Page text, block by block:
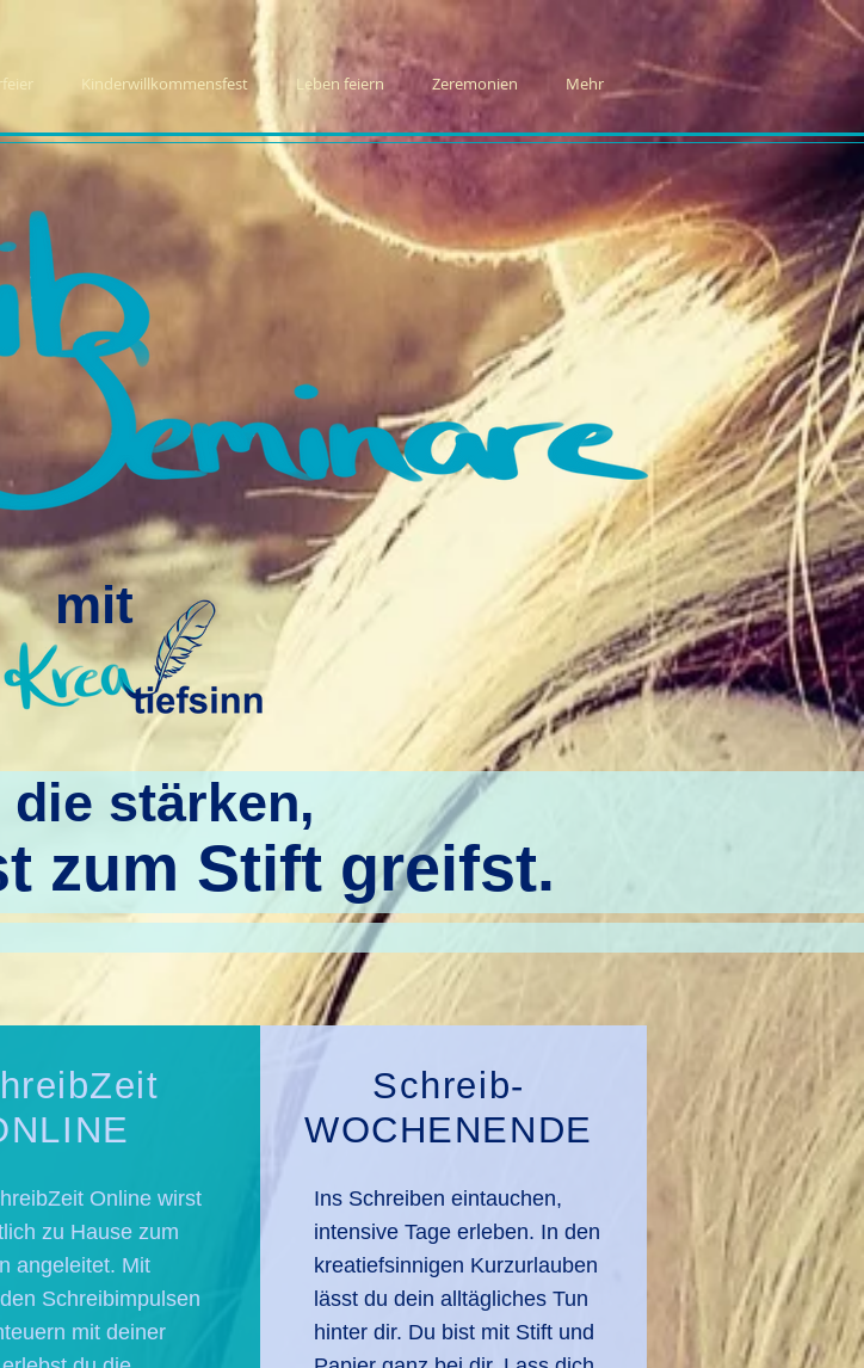
Kinderwillkommensfest Leben feiern Zeremonien Mehr
mit
die stärken,
zum Stift greifst.
Online wirst
zu Hause zum
angeleitet. Mit
Schreibimpulsen
mit deiner
Schreib-
WOCHENENDE
Ins Schreiben eintauchen,
intensive Tage erleben. In den
kreatiefsinnigen Kurzurlauben
lässt du dein alltägliches Tun
hinter dir. Du bist mit Stift und